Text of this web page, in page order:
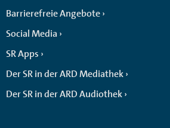
Barrierefreie Angebote
Social Media
SR Apps
Der SR in der ARD Mediathek
Der SR in der ARD Audiothek